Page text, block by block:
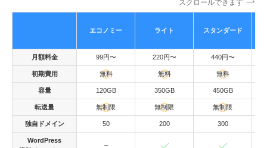
スクロールできます
エコノミー ライト スタンダード
月額料金 99円〜 220円〜 440円〜
初期費用 無料 無料 無料
容量 120GB 350GB 450GB
転送量 無制限 無制限 無制限
独自ドメイン 50 200 300
WordPress
–